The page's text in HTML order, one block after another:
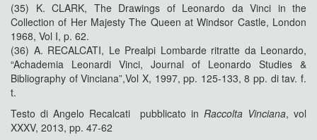
(35) K. CLARK, The Drawings of Leonardo da Vinci in the
Collection of Her Majesty The Queen at Windsor Castle, London
1968, Vol I, p. 62.
(36) A. RECALCATI, Le Prealpi Lombarde ritratte da Leonardo,
“Achademia Leonardi Vinci, Journal of Leonardo Studies &
Bibliography of Vinciana”,Vol X, 1997, pp. 125-133, 8 pp. di tav. f.
t.
Testo di Angelo Recalcati pubblicato in Raccolta Vinciana, vol
XXXV, 2013, pp. 47-62